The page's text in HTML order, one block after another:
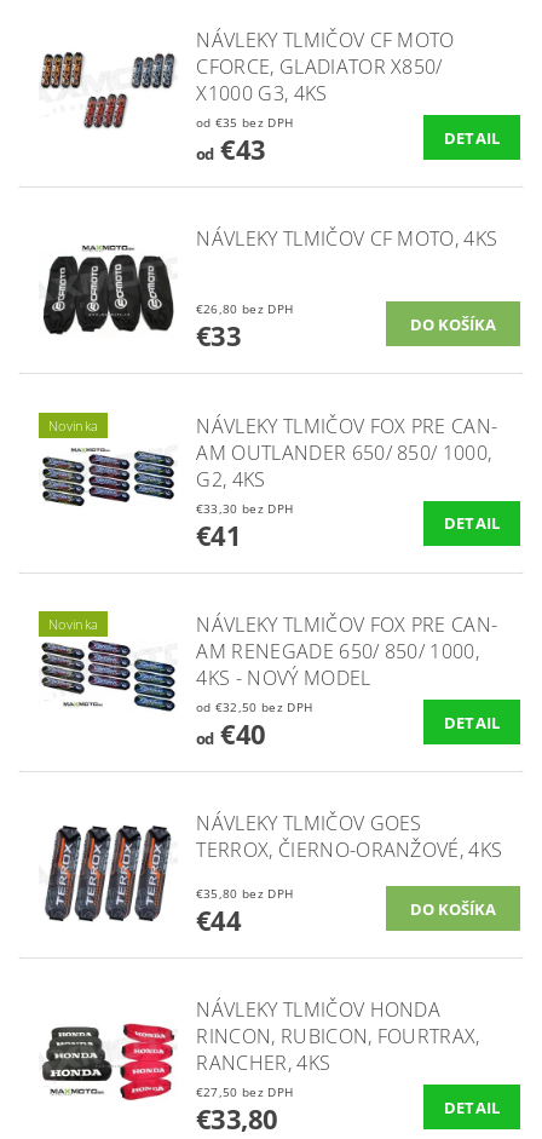
NÁVLEKY TLMIČOV CF MOTO
CFORCE, GLADIATOR X850/
X1000 G3, 4KS
od €35 bez DPH
od€43 DETAIL
NÁVLEKY TLMIČOV CF MOTO, 4KS
€26,80 bez DPH
€33
Novinka
NÁVLEKY TLMIČOV FOX PRE CAN-
AM OUTLANDER 650/ 850/ 1000,
G2, 4KS
€33,30 bez DPH
€41 DETAIL
Novinka
NÁVLEKY TLMIČOV FOX PRE CAN-
AM RENEGADE 650/ 850/ 1000,
4KS - NOVÝ MODEL
od €32,50 bez DPH
od€40 DETAIL
NÁVLEKY TLMIČOV GOES
TERROX, ČIERNO-ORANŽOVÉ, 4KS
€35,80 bez DPH
€44
NÁVLEKY TLMIČOV HONDA
RINCON, RUBICON, FOURTRAX,
RANCHER, 4KS
€27,50 bez DPH
€33,80 DETAIL